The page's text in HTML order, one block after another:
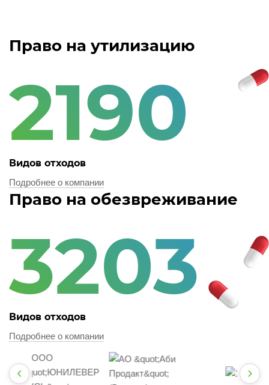
Право на утилизацию
2190
Видов отходов
Подробнее о компании
Право на обезвреживание
3203
Видов отходов
Подробнее о компании
‹ ›